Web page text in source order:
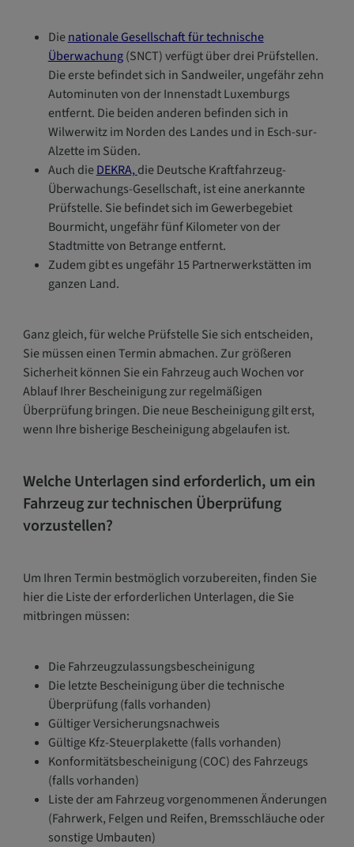
Dienationale Gesellschaft für technische
Überwachung(SNCT) verfügt über drei Prüfstellen.
Die erste befindet sich in Sandweiler, ungefähr zehn
Autominuten von der Innenstadt Luxemburgs
entfernt. Die beiden anderen befinden sich in
Wilwerwitz im Norden des Landes und in Esch-sur-
Alzette im Süden.
Auch dieDEKRA, die Deutsche Kraftfahrzeug-
Überwachungs-Gesellschaft, ist eine anerkannte
Prüfstelle. Sie befindet sich im Gewerbegebiet
Bourmicht, ungefähr fünf Kilometer von der
Stadtmitte von Betrange entfernt.
Zudem gibt es ungefähr 15 Partnerwerkstätten im
ganzen Land.
Ganz gleich, für welche Prüfstelle Sie sich entscheiden,
Sie müssen einen Termin abmachen. Zur größeren
Sicherheit können Sie ein Fahrzeug auch Wochen vor
Ablauf Ihrer Bescheinigung zur regelmäßigen
Überprüfung bringen. Die neue Bescheinigung gilt erst,
wenn Ihre bisherige Bescheinigung abgelaufen ist.
Welche Unterlagen sind erforderlich, um ein
Fahrzeug zur technischen Überprüfung
vorzustellen?
Um Ihren Termin bestmöglich vorzubereiten, finden Sie
hier die Liste der erforderlichen Unterlagen, die Sie
mitbringen müssen:
Die Fahrzeugzulassungsbescheinigung
Die letzte Bescheinigung über die technische
Überprüfung (falls vorhanden)
Gültiger Versicherungsnachweis
Gültige Kfz-Steuerplakette (falls vorhanden)
Konformitätsbescheinigung (COC) des Fahrzeugs
(falls vorhanden)
Liste der am Fahrzeug vorgenommenen Änderungen
(Fahrwerk, Felgen und Reifen, Bremsschläuche oder
sonstige Umbauten)